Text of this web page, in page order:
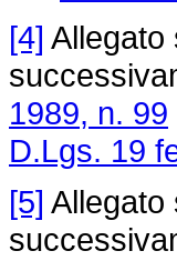
[4] Allegato
1989, n. 99
D.Lgs. 19
[5] Allegato